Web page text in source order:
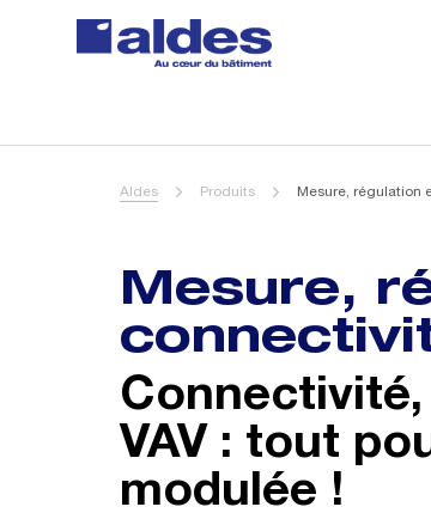
Aldes Produits Mesure, régulation
Mesure,
VAV : tout
modulée !